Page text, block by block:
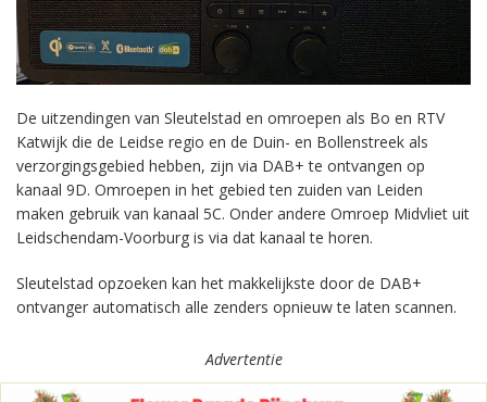
De uitzendingen van Sleutelstad en omroepen als Bo en RTV
Katwijk die de Leidse regio en de Duin- en Bollenstreek als
verzorgingsgebied hebben, zijn via DAB+ te ontvangen op
kanaal 9D. Omroepen in het gebied ten zuiden van Leiden
maken gebruik van kanaal 5C. Onder andere Omroep Midvliet uit
Leidschendam-Voorburg is via dat kanaal te horen.
Sleutelstad opzoeken kan het makkelijkste door de DAB+
ontvanger automatisch alle zenders opnieuw te laten scannen.
Advertentie